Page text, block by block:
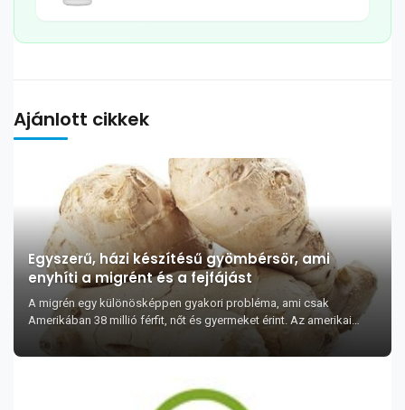
Ajánlott cikkek
Egyszerű, házi készítésű gyömbérsör, ami
enyhíti a migrént és a fejfájást
A migrén egy különösképpen gyakori probléma, ami csak
Amerikában 38 millió férfit, nőt és gyermeket érint. Az amerikai
alkalmazottak évente több, mint 1...